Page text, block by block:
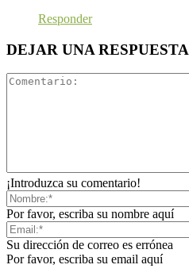
Responder
DEJAR UNA RESPUESTA
¡Introduzca su comentario!
Por favor, escriba su nombre aquí
Su dirección de correo es errónea
Por favor, escriba su email aquí